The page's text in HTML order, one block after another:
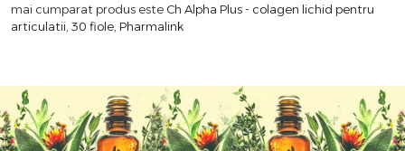
mai cumparat produs este Ch Alpha Plus - colagen lichid pentru
articulatii, 30 fiole, Pharmalink